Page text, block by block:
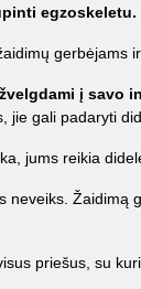
egzoskeletu.
gerbėjams
į savo
gali padaryti
jums reikia
neveiks. Žaidimą
priešus, su